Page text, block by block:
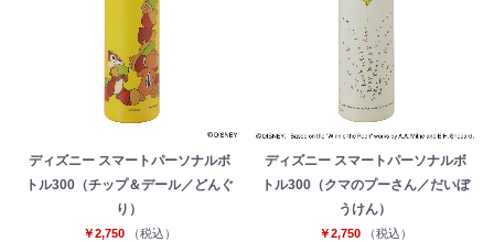
ディズニー スマートパーソナルボ
トル300（チップ＆デール／どんぐ
り）
￥2,750 （税込）
ディズニー スマートパーソナルボ
トル300（クマのプーさん／だいぼ
うけん）
￥2,750 （税込）